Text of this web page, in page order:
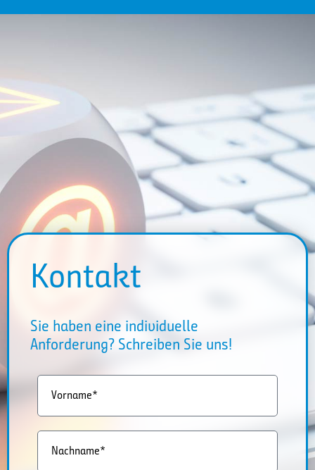
Kontakt
Sie haben eine individuelle
Anforderung? Schreiben Sie uns!
Vorname*
Nachname*